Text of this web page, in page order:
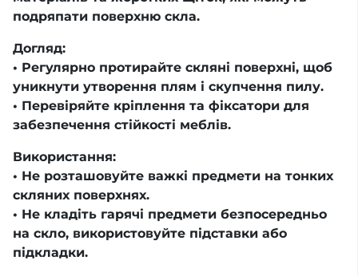
подряпати поверхню скла.
Догляд:
• Регулярно протирайте скляні поверхні, щоб
уникнути утворення плям і скупчення пилу.
• Перевіряйте кріплення та фіксатори для
забезпечення стійкості меблів.
Використання:
• Не розташовуйте важкі предмети на тонких
скляних поверхнях.
• Не кладіть гарячі предмети безпосередньо
на скло, використовуйте підставки або
підкладки.